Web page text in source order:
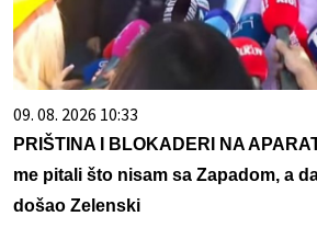
09. 08. 2026 10:33
PRIŠTINA I BLOKADERI NA
me pitali što nisam sa Zapadom, a
došao Zelenski